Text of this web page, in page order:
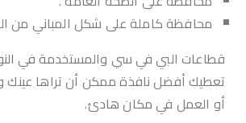
محافظة كاملة على شكل المباني من
قطاعات البي في سي والمستخدمة في
تعطيك أفضل نافذة ممكن أن تراها عينك
أو العمل في مكان هادئ.